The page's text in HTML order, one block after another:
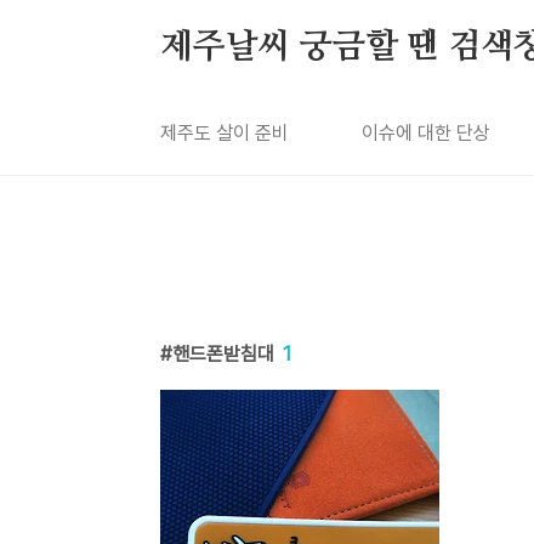
제주날씨 궁금할 땐 검색
제주도 살이 준비 이슈에 대한 단상
핸드폰받침대 1